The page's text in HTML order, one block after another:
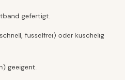
gefertigt.
fusselfrei) oder kuschelig
geeigent.